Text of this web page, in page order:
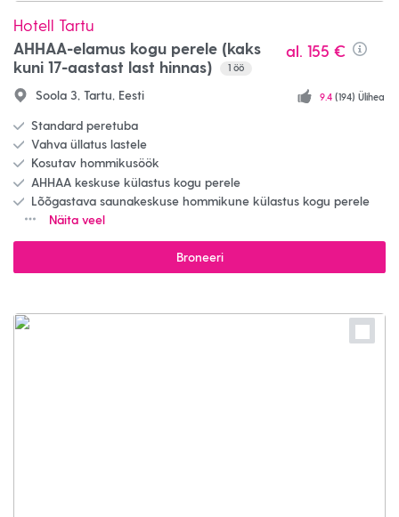
Hotell Tartu
AHHAA-elamus kogu perele (kaks
kuni 17-aastast last hinnas)
1 öö
al. 155 € Info
Soola 3, Tartu, Eesti 9.4 (194) Ülihea
Standard peretuba
Vahva üllatus lastele
Kosutav hommikusöök
AHHAA keskuse külastus kogu perele
Lõõgastava saunakeskuse hommikune külastus kogu perele
Näita veel
Broneeri